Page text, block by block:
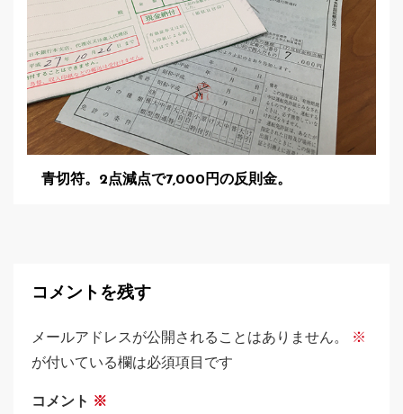
青切符。2点減点で7,000円の反則金。
コメントを残す
メールアドレスが公開されることはありません。
※
が付いている欄は必須項目です
コメント ※